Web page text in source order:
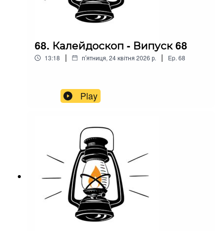
68. Калейдоскоп - Випуск 68
13:18 | пʼятниця, 24 квітня 2026 р. | Ep. 68
Play